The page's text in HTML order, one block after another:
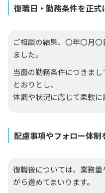
復職日・勤務条件を正式
ご相談の結果、〇年〇月
ました。
当面の勤務条件につきま
とおりとし、
体調や状況に応じて柔軟に
配慮事項やフォロー体制
復職後については、業務
がら進めてまいります。